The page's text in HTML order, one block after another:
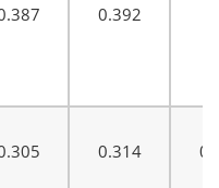
0.392
0.314